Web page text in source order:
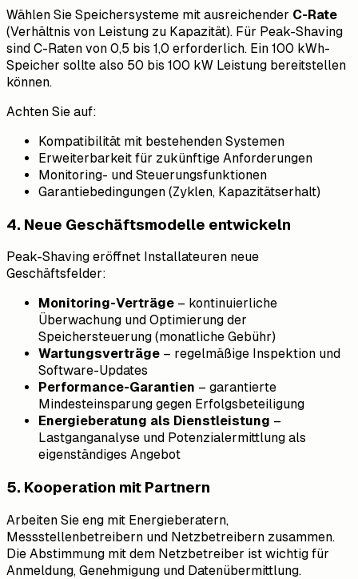
Wählen Sie Speichersysteme mit ausreichender C-Rate
(Verhältnis von Leistung zu Kapazität). Für Peak-Shaving
sind C-Raten von 0,5 bis 1,0 erforderlich. Ein 100 kWh-
Speicher sollte also 50 bis 100 kW Leistung bereitstellen
können.
Achten Sie auf:
Kompatibilität mit bestehenden Systemen
Erweiterbarkeit für zukünftige Anforderungen
Monitoring- und Steuerungsfunktionen
Garantiebedingungen (Zyklen, Kapazitätserhalt)
4. Neue Geschäftsmodelle entwickeln
Peak-Shaving eröffnet Installateuren neue
Geschäftsfelder:
Monitoring-Verträge – kontinuierliche
Überwachung und Optimierung der
Speichersteuerung (monatliche Gebühr)
Wartungsverträge – regelmäßige Inspektion und
Software-Updates
Performance-Garantien – garantierte
Mindesteinsparung gegen Erfolgsbeteiligung
Energieberatung als Dienstleistung –
Lastganganalyse und Potenzialermittlung als
eigenständiges Angebot
5. Kooperation mit Partnern
Arbeiten Sie eng mit Energieberatern,
Messstellenbetreibern und Netzbetreibern zusammen.
Die Abstimmung mit dem Netzbetreiber ist wichtig für
Anmeldung, Genehmigung und Datenübermittlung.